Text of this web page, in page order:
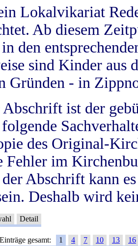
Lokalvikariat
Ab diesem
den
sind Kinder aus
Gründen - in
Abschrift ist der
des Original-
Fehler im
Abschrift kann
Deshalb wird
Detail
gesamt: 1 4 7 10 13
16